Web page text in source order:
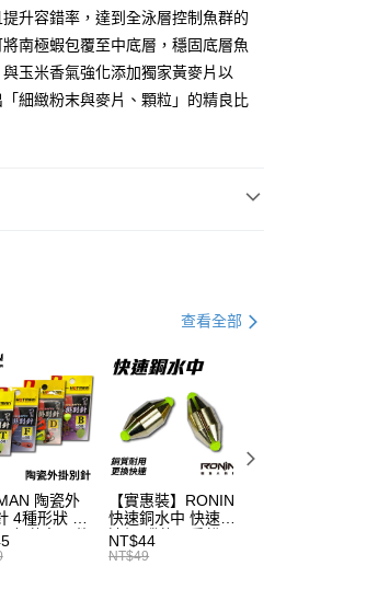
限公司」（以下簡稱本公司）所提供，讓
依約使用本公司帳單繳交帳款。
期」之契約關係目的，商店將以您的個人
提供予台灣大哥大進項蒐集、處理及利
帳單所需資料之確認、核對及更正。
進行付款，方視為交易完成。
需立刻繳費，但若您需要取消訂單，請聯
意取消之訂單仍視為有效，需透過AFTEE
享後付 」之結帳頁面顯示為準，若有關於
退款等相關疑問，請聯繫「AFTEE先享後
提供之「AFTEE先享後付」服務完成之
覽以下網址：
意申辦者引起之損失，本公司不負相關責
，將依據個別帳號之用戶狀況，依本公司
若仍有額度不足之情形，本公司將視審查
用他人資訊註冊。若發現惡意使用之情
停止該用戶之使用額度並採取法律行
含以上)免運費
升容錯率，達到全泳層控制魚群的
南極蝦包覆至中底層，穩固底層魚
玉米香氣強化添加獨家黃麥片以
細緻粉末與麥片、顆粒」的精良比
查看全部
陶瓷外
4種形狀 外
座 釣魚配件
針 陶瓷外掛
【實惠裝】RONIN
快速銅水中 快速/
遠投 磯釣配重鉛
T201
NT$44
NT$49